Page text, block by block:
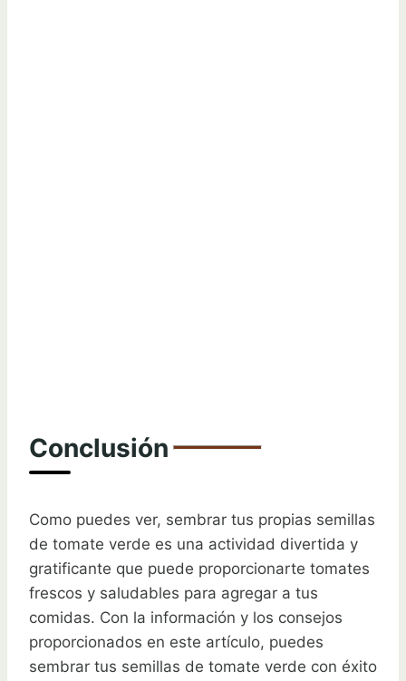
Conclusión
Como puedes ver, sembrar tus propias semillas
de tomate verde es una actividad divertida y
gratificante que puede proporcionarte tomates
frescos y saludables para agregar a tus
comidas. Con la información y los consejos
proporcionados en este artículo, puedes
sembrar tus semillas de tomate verde con éxito